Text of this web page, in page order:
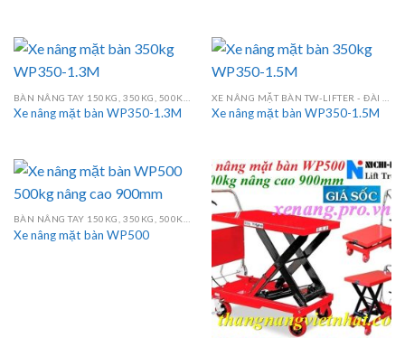
Xe nâng mặt bàn WP350-1.3M Xe nâng mặt bàn WP350-1.5M
BÀN NÂNG TAY 150KG, 350KG, 500KG, 750KG, 800KG, 1000KG
Xe nâng mặt bàn WP500